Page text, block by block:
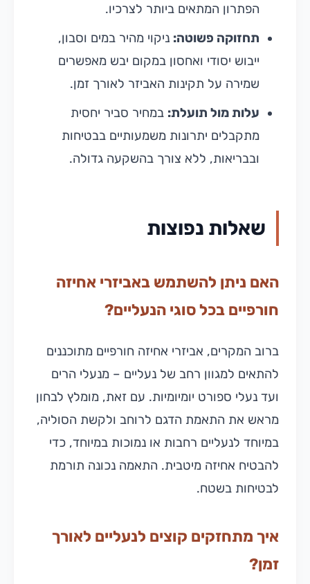
הפתרון המתאים ביותר לצרכיו.
תחזוקה פשוטה: ניקוי מהיר במים וסבון,
ייבוש יסודי ואחסון במקום יבש מאפשרים
שמירה על תקינות האביזר לאורך זמן.
עלות מול תועלת: במחיר סביר יחסית
מתקבלים יתרונות משמעותיים בבטיחות
ובבריאות, ללא צורך בהשקעה גדולה.
שאלות נפוצות
האם ניתן להשתמש באביזרי אחיזה
חורפיים בכל סוגי הנעליים?
ברוב המקרים, אביזרי אחיזה חורפיים מתוכננים
להתאים למגוון רחב של נעליים – מנעלי הרים
ועד נעלי ספורט יומיומיות. עם זאת, מומלץ לבחון
מראש את התאמת הדגם לרוחב ולקשת הסוליה,
במיוחד לנעליים רחבות או נמוכות במיוחד, כדי
להבטיח אחיזה מיטבית. התאמה נכונה תורמת
לבטיחות בשטח.
איך מתחזקים קוצים לנעליים לאורך
זמן?